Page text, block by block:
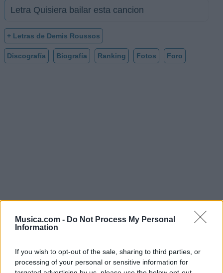
Musica.com - Do Not Process My Personal
Information
If you wish to opt-out of the sale, sharing to third parties, or
processing of your personal or sensitive information for
Letra Quisiera bailar esta cancion
+ Letras de Demis Roussos
Discografía Biografía Ranking Fotos Foro
Ver perfil
@musicapuntocom Ver perfil